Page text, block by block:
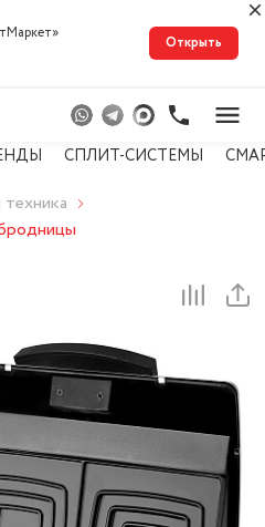
Открыть
СПЛИТ-СИСТЕМЫ